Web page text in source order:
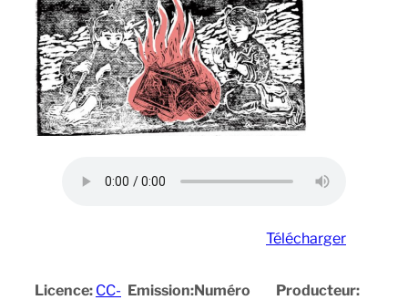
Télécharger
Licence: CC- Emission:Numéro
Producteur: